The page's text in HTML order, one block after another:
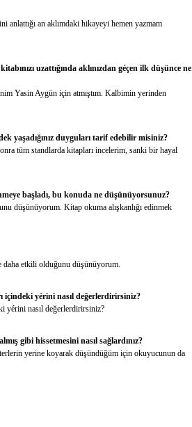
anlattığı an aklımdaki hikayeyi hemen yazmam
uzattığında aklınızdan géçen ilk düşünce ne
Yasin Aygün için atmıştım. Kalbimin yerinden
yaşadığınız duyguları tarif edebilir misiniz?
tüm standlarda kitapları incelerim, sanki bir hayal
başladı, bu konuda ne düşünüyorsunuz?
düşünüyorum. Kitap okuma alışkanlığı edinmek
etkili olduğunu düşünüyorum.
içindeki yérini nasıl değerlerdirirsiniz?
yérini nasıl değerlerdirirsiniz?
gibi hissetmesini nasıl sağlardınız?
yerine koyarak düşündüğüm için okuyucunun da